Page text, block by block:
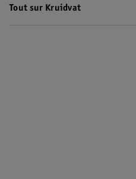
Tout sur Kruidvat